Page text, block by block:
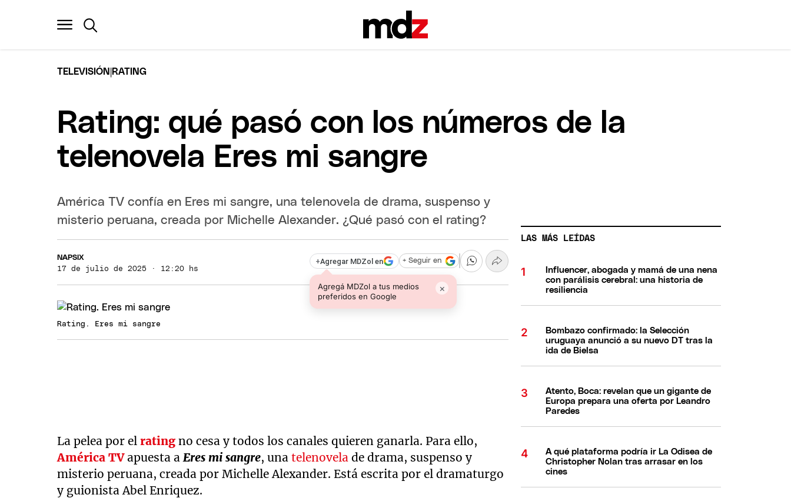
TELEVISIÓN RATING
Rating: qué pasó con los números de la
telenovela Eres mi sangre
América TV confía en Eres mi sangre, una telenovela de drama, suspenso y
misterio peruana, creada por Michelle Alexander. ¿Qué pasó con el rating?
NAPSIX
17 de julio de 2025 · 12:20 hs
+Agregar MDZol en
Agregá MDZol a tus medios
preferidos en Google
×
+ Seguir en
Rating. Eres mi sangre
La pelea por elrating no cesa y todos los canales quieren ganarla. Para ello,
América TVapuesta aEres mi sangre, unatelenovela de drama, suspenso y
misterio peruana, creada por Michelle Alexander. Está escrita por el dramaturgo
y guionista Abel Enriquez.
LAS MÁS LEÍDAS
Influencer, abogada y mamá de una nena
con parálisis cerebral: una historia de
resiliencia
Bombazo confirmado: la Selección
uruguaya anunció a su nuevo DT tras la
ida de Bielsa
Atento, Boca: revelan que un gigante de
Europa prepara una oferta por Leandro
Paredes
A qué plataforma podría ir La Odisea de
Christopher Nolan tras arrasar en los
cines